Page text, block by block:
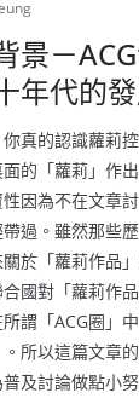
景－
年代的發
真的認識蘿莉
的「蘿莉」作
因為不在文章
過。雖然那些
於「蘿莉作品
國對「蘿莉作
謂「ACG圈」
所以這篇文章
及討論做點小努